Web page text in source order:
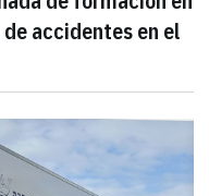
accidentes en el